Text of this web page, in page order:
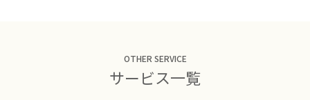
OTHER SERVICE
サービス一覧